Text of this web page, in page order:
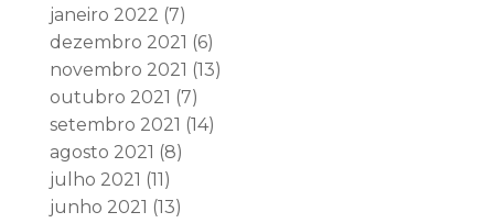
janeiro 2022 (7)
dezembro 2021 (6)
novembro 2021 (13)
outubro 2021 (7)
setembro 2021 (14)
agosto 2021 (8)
julho 2021 (11)
junho 2021 (13)